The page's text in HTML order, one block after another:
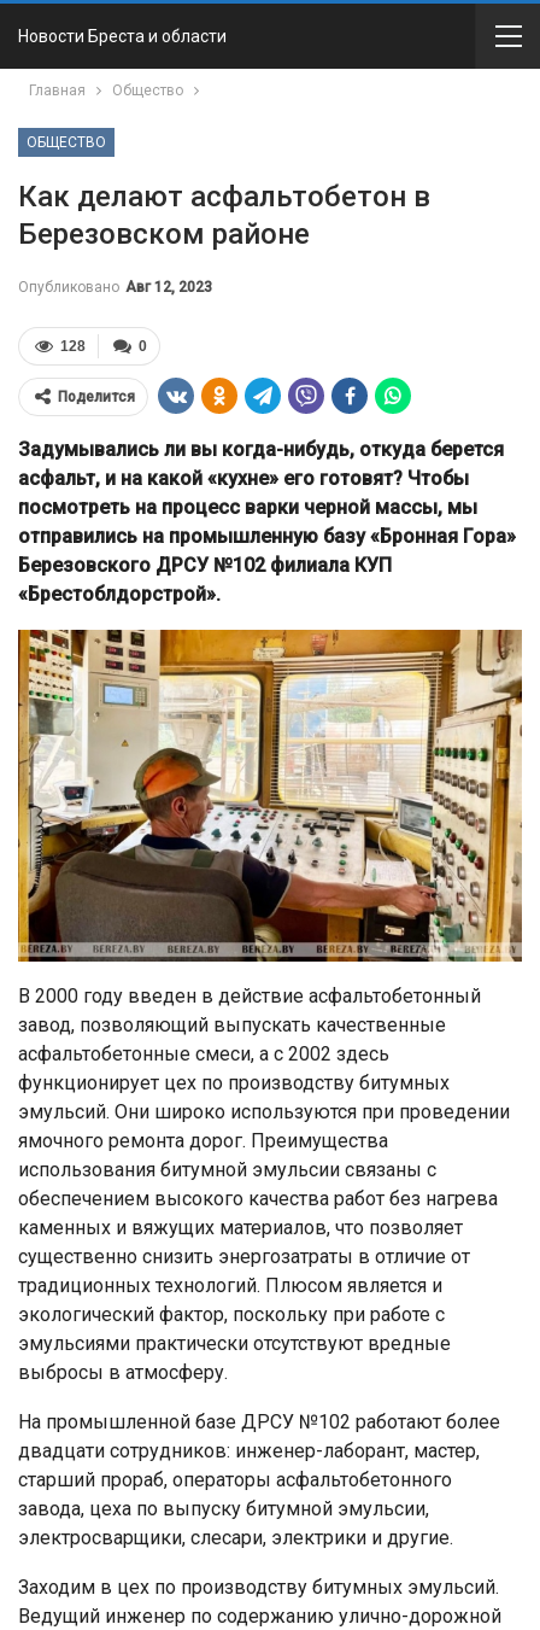
Новости Бреста и области
Главная Общество
ОБЩЕСТВО
Как делают асфальтобетон в
Березовском районе
Опубликовано Авг 12, 2023
0
128
Поделится
Задумывались ли вы когда-нибудь, откуда берется
асфальт, и на какой «кухне» его готовят? Чтобы
посмотреть на процесс варки черной массы, мы
отправились на промышленную базу «Бронная Гора»
Березовского ДРСУ №102 филиала КУП
«Брестоблдорстрой».
В 2000 году введен в действие асфальтобетонный
завод, позволяющий выпускать качественные
асфальтобетонные смеси, а с 2002 здесь
функционирует цех по производству битумных
эмульсий. Они широко используются при проведении
ямочного ремонта дорог. Преимущества
использования битумной эмульсии связаны с
обеспечением высокого качества работ без нагрева
каменных и вяжущих материалов, что позволяет
существенно снизить энергозатраты в отличие от
традиционных технологий. Плюсом является и
экологический фактор, поскольку при работе с
эмульсиями практически отсутствуют вредные
выбросы в атмосферу.
На промышленной базе ДРСУ №102 работают более
двадцати сотрудников: инженер-лаборант, мастер,
старший прораб, операторы асфальтобетонного
завода, цеха по выпуску битумной эмульсии,
электросварщики, слесари, электрики и другие.
Заходим в цех по производству битумных эмульсий.
Ведущий инженер по содержанию улично-дорожной